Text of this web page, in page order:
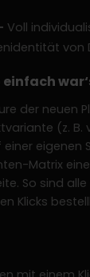
Voll
von
der neuen
(z. B.
eigenen
Matrix
So sind
Klicks